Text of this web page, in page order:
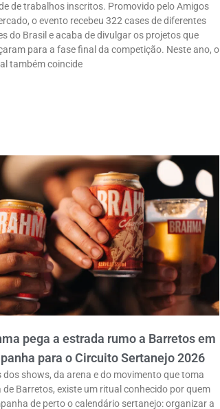
de trabalhos inscritos. Promovido pelo Amigos
o evento recebeu 322 cases de diferentes
do Brasil e acaba de divulgar os projetos que
para a fase final da competição. Neste ano, o
também coincide
pega a estrada rumo a Barretos em
para o Circuito Sertanejo 2026
dos shows, da arena e do movimento que toma
de Barretos, existe um ritual conhecido por quem
de perto o calendário sertanejo: organizar a